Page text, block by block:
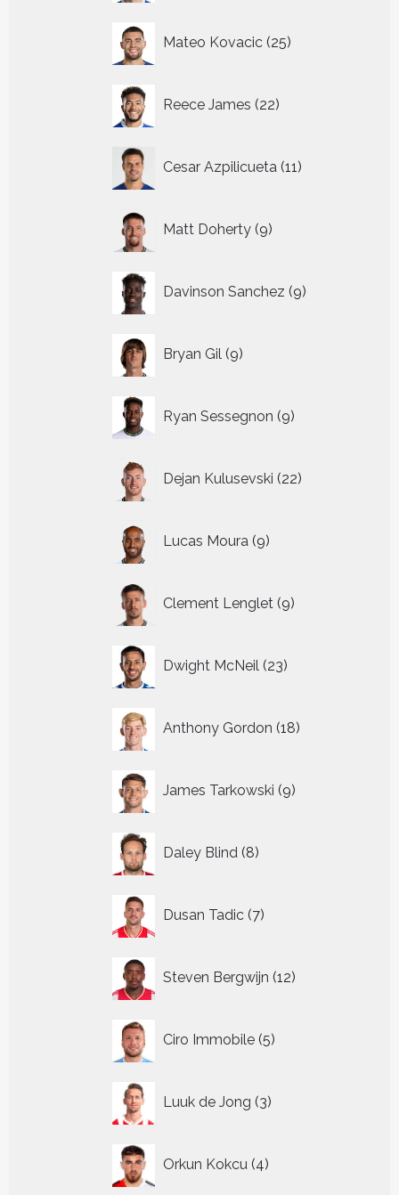
Mateo Kovacic 25
producten
Reece James 22
producten
Cesar Azpilicueta 11
producten
Matt Doherty 9
producten
Davinson Sanchez 9
producten
Bryan Gil 9
producten
Ryan Sessegnon 9
producten
Dejan Kulusevski 22
producten
Lucas Moura 9
producten
Clement Lenglet 9
producten
Dwight McNeil 23
producten
Anthony Gordon 18
producten
James Tarkowski 9
producten
Daley Blind 8
producten
Dusan Tadic 7
producten
Steven Bergwijn 12
producten
Ciro Immobile 5
producten
Luuk de Jong 3
producten
Orkun Kokcu 4
producten